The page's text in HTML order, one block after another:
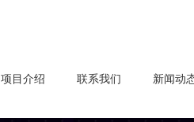
项目介绍 联系我们 新闻动